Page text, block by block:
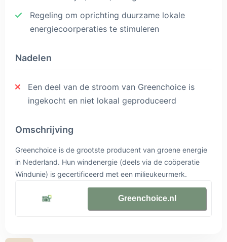
Regeling om oprichting duurzame lokale
energiecoorperaties te stimuleren
Nadelen
Een deel van de stroom van Greenchoice is
ingekocht en niet lokaal geproduceerd
Omschrijving
Greenchoice is de grootste producent van groene energie
in Nederland. Hun windenergie (deels via de coöperatie
Windunie) is gecertificeerd met een milieukeurmerk.
Daarnaast halen ze hun energie uit waterkracht, biomassa,
en in toenemende mate ook zonne-energie
Greenchoice.nl